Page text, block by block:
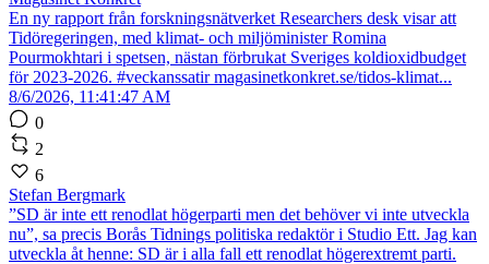
En ny rapport från forskningsnätverket Researchers desk visar att
Tidöregeringen, med klimat- och miljöminister Romina
Pourmokhtari i spetsen, nästan förbrukat Sveriges koldioxidbudget
för 2023-2026. #veckanssatir magasinetkonkret.se/tidos-klimat...
8/6/2026, 11:41:47 AM
0
2
6
Stefan Bergmark
”SD är inte ett renodlat högerparti men det behöver vi inte utveckla
nu”, sa precis Borås Tidnings politiska redaktör i Studio Ett. Jag kan
utveckla åt henne: SD är i alla fall ett renodlat högerextremt parti.